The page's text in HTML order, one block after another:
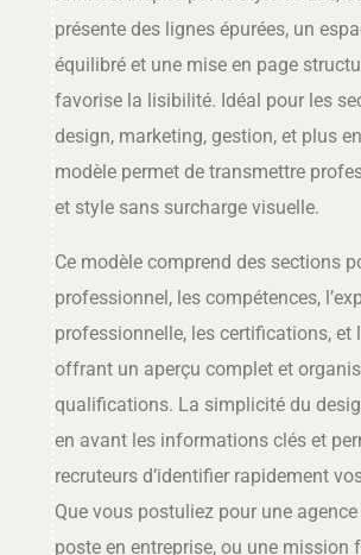
présente des lignes épurées, un
équilibré et une mise en page
favorise la lisibilité. Idéal pour les
design, marketing, gestion, et plus
modèle permet de transmettre
et style sans surcharge visuelle.
Ce modèle comprend des sections
professionnel, les compétences,
professionnelle, les certifications, et
offrant un aperçu complet et
qualifications. La simplicité du
en avant les informations clés et
recruteurs d’identifier rapidement
Que vous postuliez pour une
poste en entreprise, ou une mission